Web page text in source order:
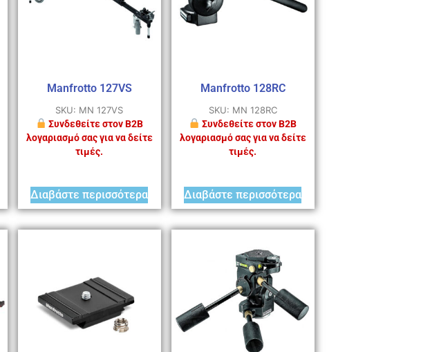
Manfrotto 127VS
SKU: MN 127VS
Συνδεθείτε στον B2B
λογαριασμό σας για να δείτε
τιμές.
Διαβάστε περισσότερα
Manfrotto 128RC
SKU: MN 128RC
Συνδεθείτε στον B2B
λογαριασμό σας για να δείτε
τιμές.
Διαβάστε περισσότερα